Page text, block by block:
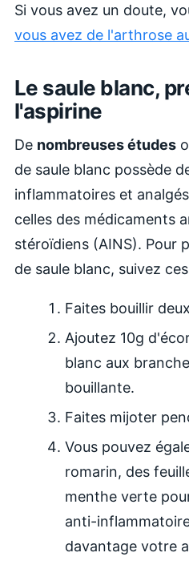
Si vous avez un doute,
vous avez de l'arthrose
Le saule blanc,
l'aspirine
De nombreuses études
de saule blanc possède
inflammatoires et
celles des médicaments
stéroïdiens (AINS). Pour
de saule blanc, suivez
Faites bouillir
Ajoutez 10g
blanc aux
bouillante.
Faites mijoter
Vous pouvez
romarin, des
menthe verte
anti-
davantage votre